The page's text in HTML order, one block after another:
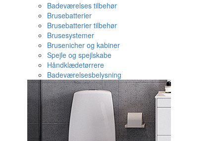
Badeværelses tilbehør
Brusebatterier
Brusebatterier tilbehør
Brusesystemer
Brusenicher og kabiner
Spejle og spejlskabe
Håndklædetørrere
Badeværelsesbelysning